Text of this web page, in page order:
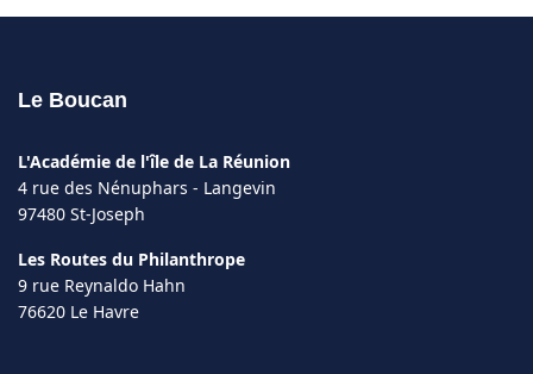
Le Boucan
L'Académie de l'île de La Réunion
4 rue des Nénuphars - Langevin
97480 St-Joseph
Les Routes du Philanthrope
9 rue Reynaldo Hahn
76620 Le Havre